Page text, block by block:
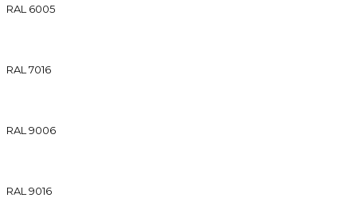
RAL 6005
RAL 7016
RAL 9006
RAL 9016